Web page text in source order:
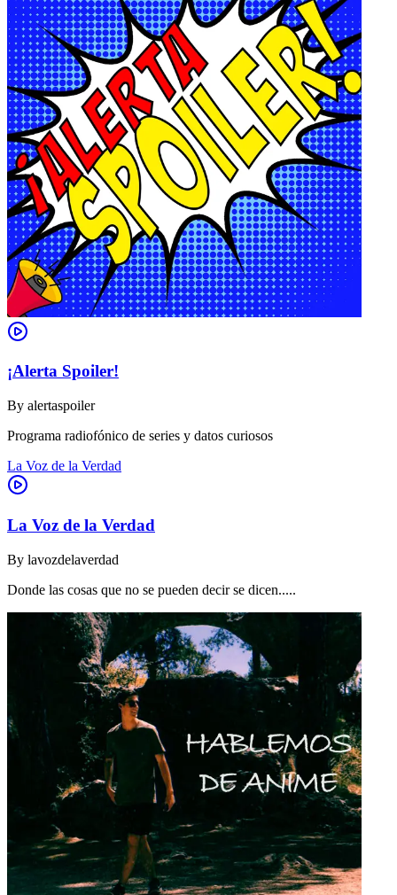
¡Alerta Spoiler!
By alertaspoiler
Programa radiofónico de series y datos curiosos
La Voz de la Verdad
La Voz de la Verdad
By lavozdelaverdad
Donde las cosas que no se pueden decir se dicen.....